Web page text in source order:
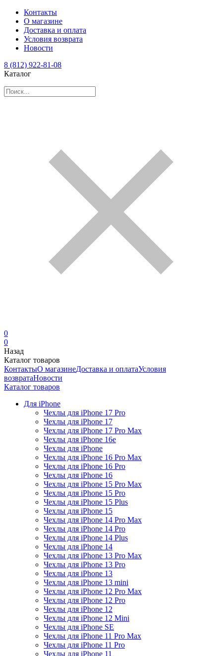
Контакты
О магазине
Доставка и оплата
Условия возврата
Новости
8 (812) 922-81-08
Каталог
0
0
Назад
Каталог товаров
КонтактыО магазинеДоставка и оплатаУсловия
возвратаНовости
Каталог товаров
Для iPhone
Чехлы для iPhone 17 Pro
Чехлы для iPhone 17
Чехлы для iPhone 17 Pro Max
Чехлы для iPhone 16e
Чехлы для iPhone
Чехлы для iPhone 16 Pro Max
Чехлы для iPhone 16 Pro
Чехлы для iPhone 16
Чехлы для iPhone 15 Pro Max
Чехлы для iPhone 15 Pro
Чехлы для iPhone 15 Plus
Чехлы для iPhone 15
Чехлы для iPhone 14 Pro Max
Чехлы для iPhone 14 Pro
Чехлы для iPhone 14 Plus
Чехлы для iPhone 14
Чехлы для iPhone 13 Pro Max
Чехлы для iPhone 13 Pro
Чехлы для iPhone 13
Чехлы для iPhone 13 mini
Чехлы для iPhone 12 Pro Max
Чехлы для iPhone 12 Pro
Чехлы для iPhone 12
Чехлы для iPhone 12 Mini
Чехлы для iPhone SE
Чехлы для iPhone 11 Pro Max
Чехлы для iPhone 11 Pro
Чехлы для iPhone 11